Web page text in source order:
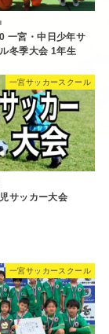
宮・中日少年サ
冬季大会 1年生
一宮サッカースクール
サッカー大会
一宮サッカースクール